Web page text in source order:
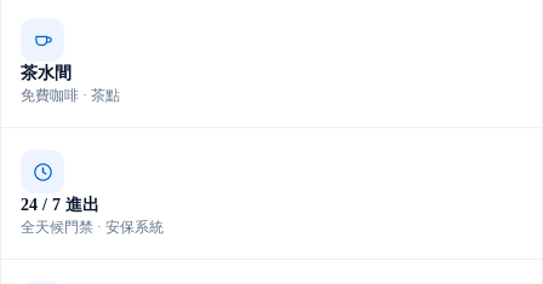
茶水間
免費咖啡 · 茶點
24 / 7 進出
全天候門禁 · 安保系統